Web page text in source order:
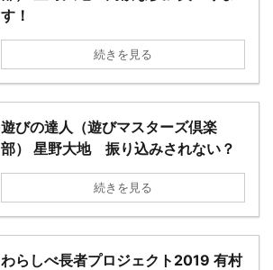
す！
続きを見る
遊びの達人（遊びマスターズ倶楽
部） 星野大地 振り込みされない？
続きを見る
わらしべ長者プロジェクト2019 有村